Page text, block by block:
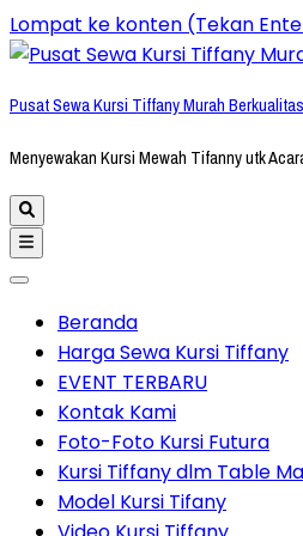
Lompat ke konten (Tekan
Pusat Sewa Kursi Tiffany Murah
Menyewakan Kursi Mewah Tifanny utk
Beranda
Harga Sewa Kursi Tiffany
EVENT TERBARU
Kontak Kami
Foto-Foto Kursi Futura
Kursi Tiffany dlm Table
Model Kursi Tifany